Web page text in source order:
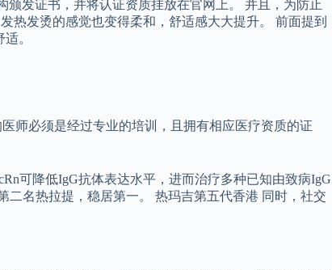
发证书，并将认证资质挂放在官网上。 并且，为防止
热发烫的感觉也变得柔和，舒适感大大提升。 前面提到
。
师必须是经过专业的培训，且拥有相应医疗资质的证
可降低IgG抗体表达水平，进而治疗多种已知由致病IgG
二名热拉提，稳居第一。 热玛吉第五代香港 同时，社交